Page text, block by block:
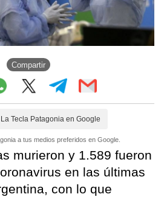
Compartir
Tecla Patagonia en Google
a tus medios preferidos en Google.
murieron y 1.589 fueron
en las últimas
con lo que